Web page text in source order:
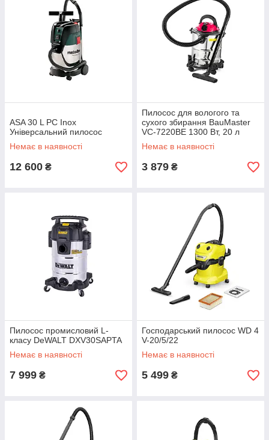
ASA 30 L PC Inox
Універсальний пилосос
Немає в наявності
12 600 ₴
Пилосос для вологого та
сухого збирання BauMaster
VC-7220BE 1300 Вт, 20 л
Немає в наявності
3 879 ₴
Пилосос промисловий L-
класу DeWALT DXV30SAPTA
Немає в наявності
7 999 ₴
Господарський пилосос WD 4
V-20/5/22
Немає в наявності
5 499 ₴